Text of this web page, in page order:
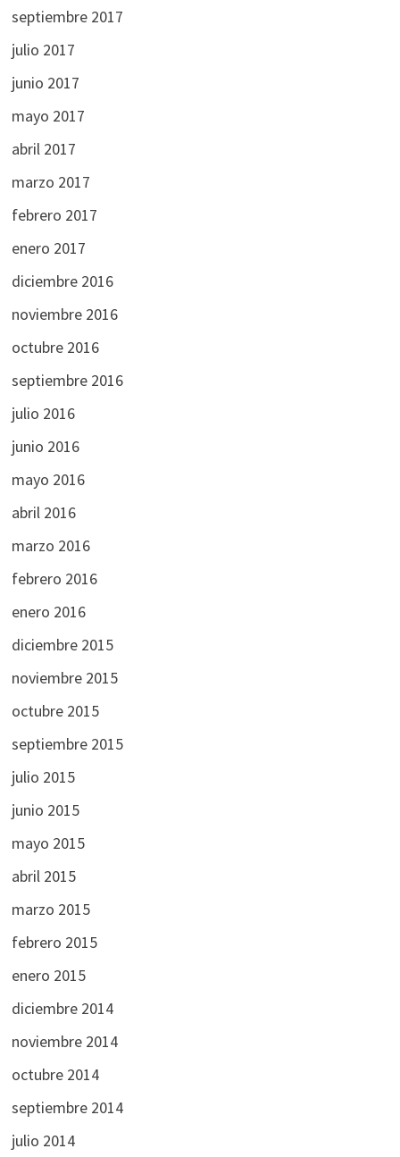
septiembre 2017
julio 2017
junio 2017
mayo 2017
abril 2017
marzo 2017
febrero 2017
enero 2017
diciembre 2016
noviembre 2016
octubre 2016
septiembre 2016
julio 2016
junio 2016
mayo 2016
abril 2016
marzo 2016
febrero 2016
enero 2016
diciembre 2015
noviembre 2015
octubre 2015
septiembre 2015
julio 2015
junio 2015
mayo 2015
abril 2015
marzo 2015
febrero 2015
enero 2015
diciembre 2014
noviembre 2014
octubre 2014
septiembre 2014
julio 2014